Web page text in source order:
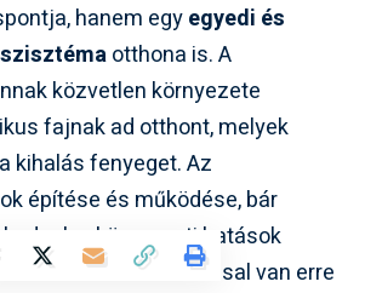
hanem egyegyedi és
otthona is. A
közvetlen környezete
fajnak ad otthont, melyek
kihalás fenyeget. Az
építése és működése, bár
a környezeti hatások
hatással van erre